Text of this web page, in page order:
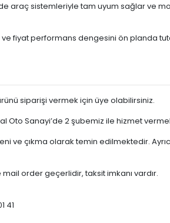
araç sistemleriyle tam uyum sağlar ve
ve fiyat performans dengesini ön planda
siparişi vermek için üye olabilirsiniz.
Oto Sanayi’de 2 şubemiz ile hizmet
ve çıkma olarak temin edilmektedir.
order geçerlidir, taksit imkanı vardır.
41